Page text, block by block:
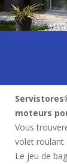
moteurs
Vous
volet roulant
Le jeu de